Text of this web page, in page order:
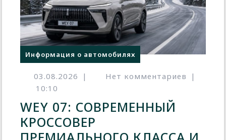
Информация о автомобилях
03.08.2026 | Нет комментариев
|
10:10
WEY 07: СОВРЕМЕННЫЙ
КРОССОВЕР